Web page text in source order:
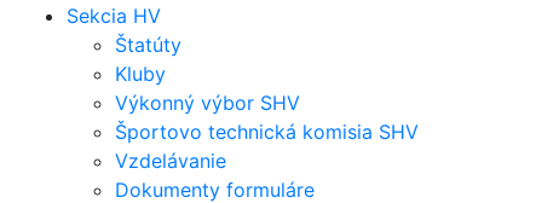
Sekcia HV
Štatúty
Kluby
Výkonný výbor SHV
Športovo technická komisia SHV
Vzdelávanie
Dokumenty formuláre